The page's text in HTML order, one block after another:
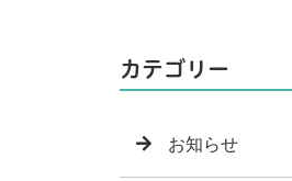
カテゴリー
お知らせ